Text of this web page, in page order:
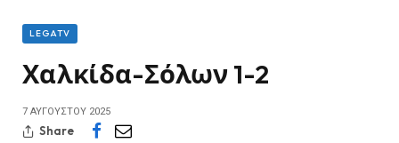
LEGATV
Χαλκίδα-Σόλων 1-2
7 ΑΥΓΟΎΣΤΟΥ 2025
Share